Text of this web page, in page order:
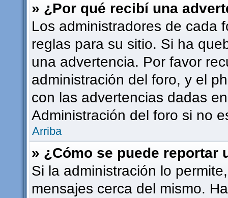
» ¿Por qué recibí una
Los administradores de cada
reglas para su sitio. Si ha
una advertencia. Por favor
administración del foro, y el
con las advertencias dadas
Administración del foro si no
Arriba
» ¿Cómo se puede reportar
Si la administración lo
mensajes cerca del mismo.